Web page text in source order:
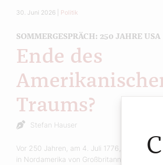
30. Juni 2026 Politik
SOMMERGESPRÄCH: 250 JAHRE USA
Ende des
Traums?
Stefan Hauser
Vor 250 Jahren, am 4. Juli 1776, sagten
in Nordamerika von Großbritannien los. Die